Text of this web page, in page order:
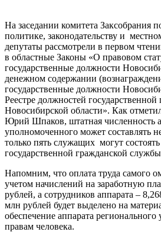
На заседании комитета Заксобрания
политике, законодательству и
депутаты рассмотрели в первом
в областные Законы «О правовом
государственные должности
денежном содержании
государственные должности
Реестре должностей
Новосибирской области». Как
Юрий Шпаков, штатная численность
уполномоченного может составлять
только пять служащих могут
государственной гражданской
Напомним, что оплата труда самого
учетом начислений на заработную
рублей, а сотрудников аппарата –
млн рублей будет выделено на
обеспечение аппарата
правам человека.